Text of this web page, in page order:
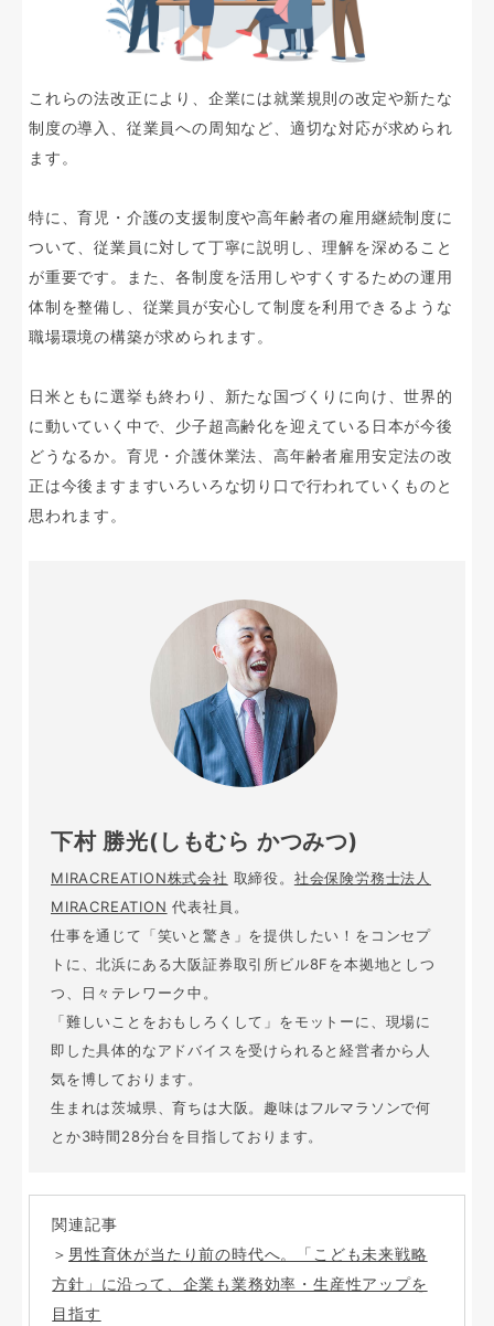
これらの法改正により、企業には就業規則の改定や新たな
制度の導入、従業員への周知など、適切な対応が求められ
ます。
特に、育児・介護の支援制度や高年齢者の雇用継続制度に
ついて、従業員に対して丁寧に説明し、理解を深めること
が重要です。また、各制度を活用しやすくするための運用
体制を整備し、従業員が安心して制度を利用できるような
職場環境の構築が求められます。
日米ともに選挙も終わり、新たな国づくりに向け、世界的
に動いていく中で、少子超高齢化を迎えている日本が今後
どうなるか。育児・介護休業法、高年齢者雇用安定法の改
正は今後ますますいろいろな切り口で行われていくものと
思われます。
下村 勝光(しもむら かつみつ)
MIRACREATION株式会社 取締役。 社会保険労務士法人
MIRACREATION 代表社員。
仕事を通じて「笑いと驚き」を提供したい！をコンセプ
トに、北浜にある大阪証券取引所ビル8Fを本拠地としつ
つ、日々テレワーク中。
「難しいことをおもしろくして」をモットーに、現場に
即した具体的なアドバイスを受けられると経営者から人
気を博しております。
生まれは茨城県、育ちは大阪。趣味はフルマラソンで何
とか3時間28分台を目指しております。
関連記事
＞ 男性育休が当たり前の時代へ。「こども未来戦略
方針」に沿って、企業も業務効率・生産性アップを
目指す